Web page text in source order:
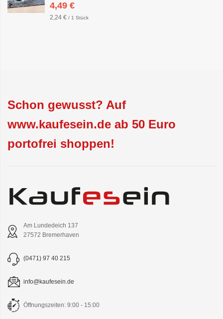
4,49 €
2,24 € / 1 Stück
Schon gewusst? Auf
www.kaufesein.de ab 50 Euro
portofrei shoppen!
Am Lundedeich 137
27572 Bremerhaven
(0471) 97 40 215
info@kaufesein.de
Öffnungszeiten: 9:00 - 15:00